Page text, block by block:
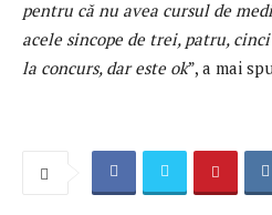
pentru că nu avea cursul de
acele sincope de trei, patru,
la concurs, dar este ok”, a mai